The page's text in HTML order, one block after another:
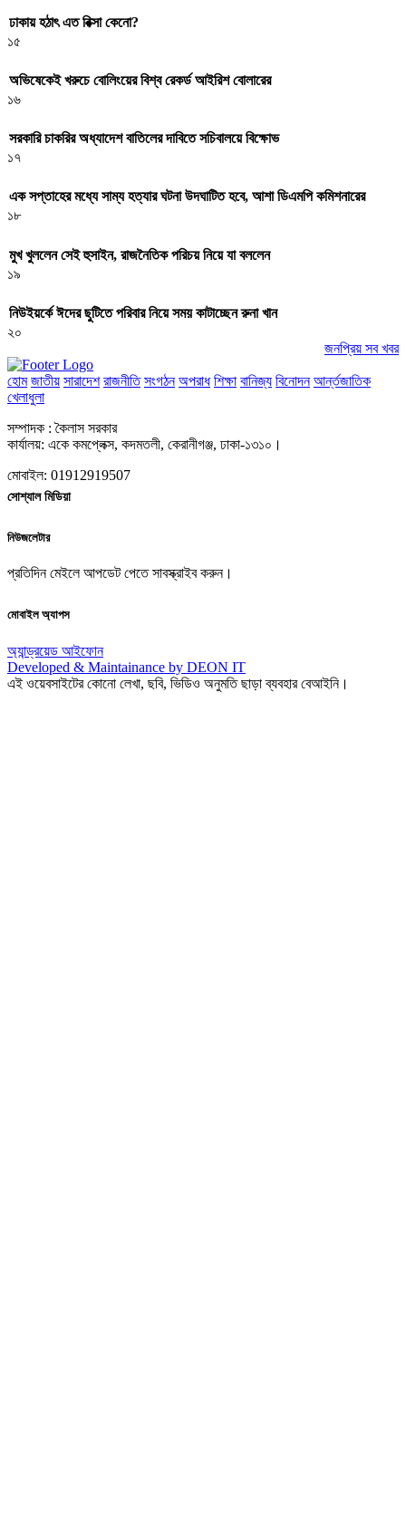
ঢাকায় হঠাৎ এত রিক্সা কেনো?
১৫
অভিষেকেই খরুচে বোলিংয়ের বিশ্ব রেকর্ড আইরিশ বোলারের
১৬
সরকারি চাকরির অধ্যাদেশ বাতিলের দাবিতে সচিবালয়ে বিক্ষোভ
১৭
এক সপ্তাহের মধ্যে সাম্য হত্যার ঘটনা উদঘাটিত হবে, আশা ডিএমপি কমিশনারের
১৮
মুখ খুললেন সেই হুসাইন, রাজনৈতিক পরিচয় নিয়ে যা বললেন
১৯
নিউইয়র্কে ঈদের ছুটিতে পরিবার নিয়ে সময় কাটাচ্ছেন রুনা খান
২০
জনপ্রিয় সব খবর
হোম জাতীয় সারাদেশ রাজনীতি সংগঠন অপরাধ শিক্ষা বানিজ্য বিনোদন আর্ন্তজাতিক
খেলাধুলা
সম্পাদক : কৈলাস সরকার
কার্যালয়: একে কমপ্লেক্স, কদমতলী, কেরানীগঞ্জ, ঢাকা-১৩১০।
মোবাইল: 01912919507
সোশ্যাল মিডিয়া
নিউজলেটার
প্রতিদিন মেইলে আপডেট পেতে সাবস্ক্রাইব করুন।
মোবাইল অ্যাপস
অ্যান্ড্রয়েড আইফোন
Developed & Maintainance by DEON IT
এই ওয়েবসাইটের কোনো লেখা, ছবি, ভিডিও অনুমতি ছাড়া ব্যবহার বেআইনি।